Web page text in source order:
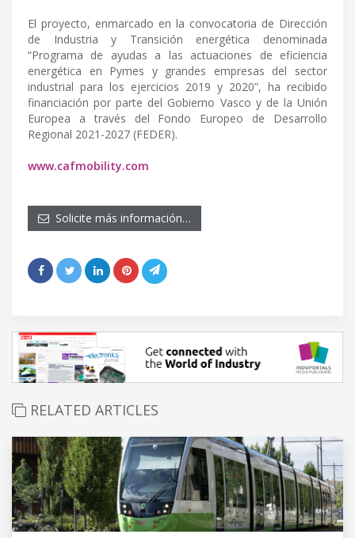
El proyecto, enmarcado en la convocatoria de Dirección
de Industria y Transición energética denominada
“Programa de ayudas a las actuaciones de eficiencia
energética en Pymes y grandes empresas del sector
industrial para los ejercicios 2019 y 2020”, ha recibido
financiación por parte del Gobierno Vasco y de la Unión
Europea a través del Fondo Europeo de Desarrollo
Regional 2021-2027 (FEDER).
www.cafmobility.com
Solicite más información…
RELATED ARTICLES